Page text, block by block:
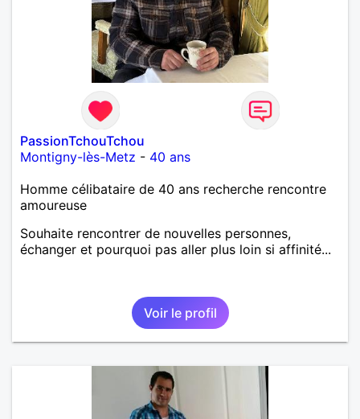
PassionTchouTchou
Montigny-lès-Metz - 40 ans
Homme célibataire de 40 ans recherche rencontre
amoureuse
Souhaite rencontrer de nouvelles personnes,
échanger et pourquoi pas aller plus loin si affinité...
Voir le profil